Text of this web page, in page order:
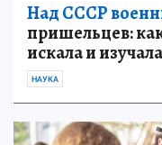
Над СССР
пришельцев:
искала и
НАУКА